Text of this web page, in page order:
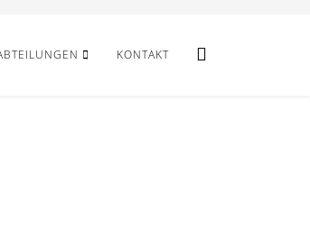
KONTAKT